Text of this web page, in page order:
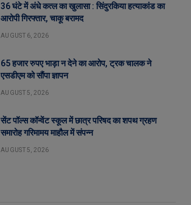
36 घंटे में अंधे कत्ल का खुलासा : सिंदुरकिया हत्याकांड का
आरोपी गिरफ्तार, चाकू बरामद
AUGUST 6, 2026
65 हजार रुपए भाड़ा न देने का आरोप, ट्रक चालक ने
एसडीएम को सौंपा ज्ञापन
AUGUST 5, 2026
सेंट पॉल्स कॉन्वेंट स्कूल में छात्र परिषद का शपथ ग्रहण
समारोह गरिमामय माहौल में संपन्न
AUGUST 5, 2026